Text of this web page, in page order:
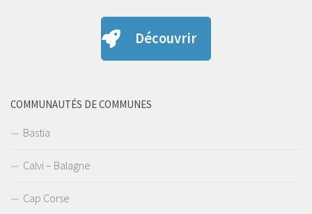
Découvrir
COMMUNAUTÉS DE COMMUNES
Bastia
Calvi – Balagne
Cap Corse